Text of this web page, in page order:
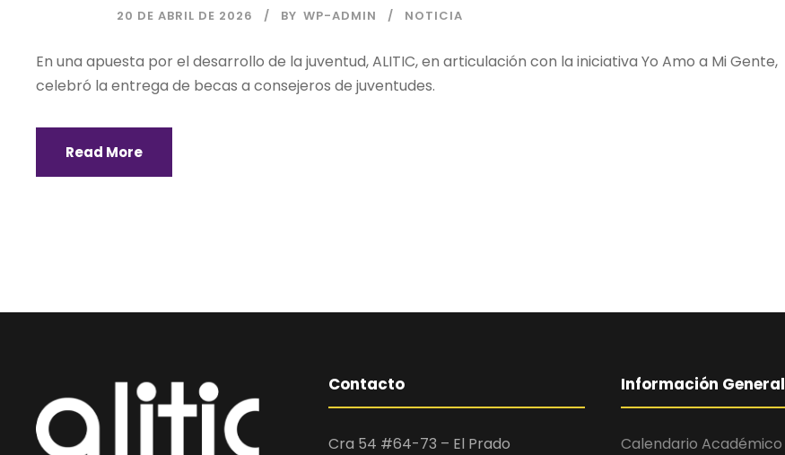
20 DE ABRIL DE 2026 BY WP-ADMIN NOTICIA
En una apuesta por el desarrollo de la juventud, ALITIC, en articulación con la iniciativa Yo Amo a Mi Gente,
celebró la entrega de becas a consejeros de juventudes.
Read More
Contacto
Cra 54 #64-73 – El Prado
Información General
Calendario Académico